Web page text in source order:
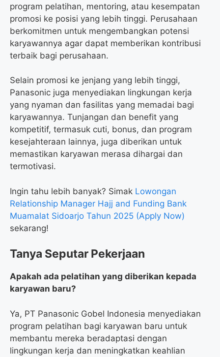
program pelatihan, mentoring, atau kesempatan
promosi ke posisi yang lebih tinggi. Perusahaan
berkomitmen untuk mengembangkan potensi
karyawannya agar dapat memberikan kontribusi
terbaik bagi perusahaan.
Selain promosi ke jenjang yang lebih tinggi,
Panasonic juga menyediakan lingkungan kerja
yang nyaman dan fasilitas yang memadai bagi
karyawannya. Tunjangan dan benefit yang
kompetitif, termasuk cuti, bonus, dan program
kesejahteraan lainnya, juga diberikan untuk
memastikan karyawan merasa dihargai dan
termotivasi.
Ingin tahu lebih banyak? Simak Lowongan
Relationship Manager Hajj and Funding Bank
Muamalat Sidoarjo Tahun 2025 (Apply Now)
sekarang!
Tanya Seputar Pekerjaan
Apakah ada pelatihan yang diberikan kepada
karyawan baru?
Ya, PT Panasonic Gobel Indonesia menyediakan
program pelatihan bagi karyawan baru untuk
membantu mereka beradaptasi dengan
lingkungan kerja dan meningkatkan keahlian